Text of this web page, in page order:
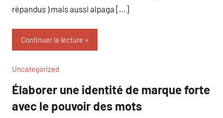
répandus ) mais aussi alpaga […]
Continuer la lecture
Uncategorized
Élaborer une identité de marque forte
avec le pouvoir des mots